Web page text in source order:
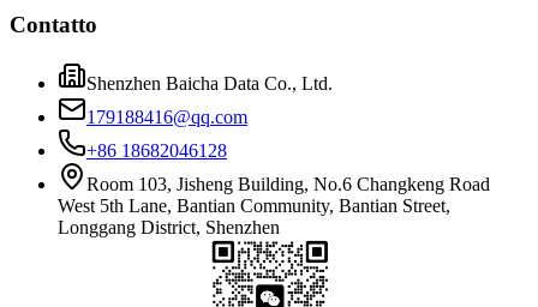
Contatto
Shenzhen Baicha Data Co., Ltd.
179188416@qq.com
+86 18682046128
Room 103, Jisheng Building, No.6 Changkeng Road
West 5th Lane, Bantian Community, Bantian Street,
Longgang District, Shenzhen